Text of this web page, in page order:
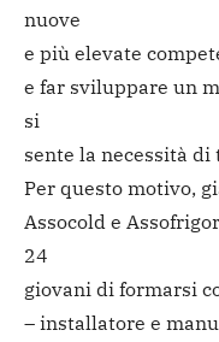
nuove
e più elevate
e far sviluppare un
si
sente la necessità
Per questo motivo,
Assocold e
24
giovani di formarsi
– installatore e